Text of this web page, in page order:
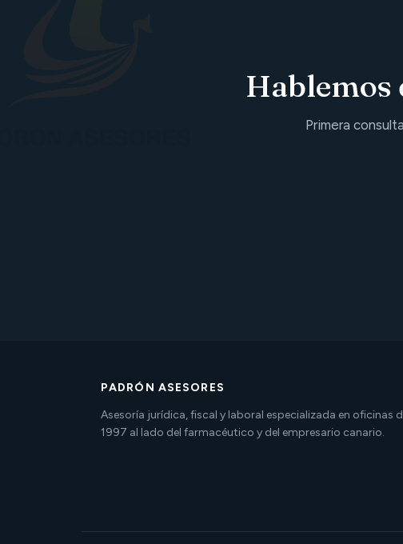
Hablemos
Primera
PADRÓN ASESORES
Asesoría jurídica, fiscal y laboral especializada en oficinas
1997 al lado del farmacéutico y del empresario canario.